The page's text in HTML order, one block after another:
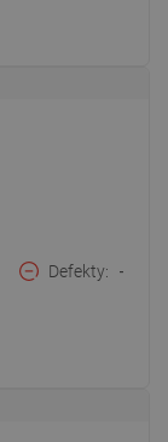
Defekty -